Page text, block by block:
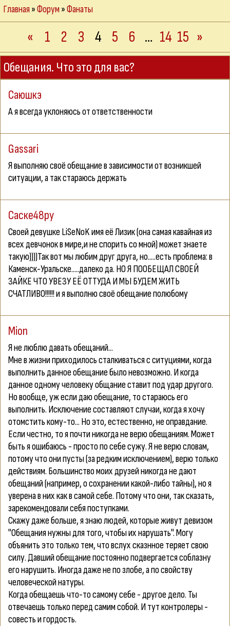
Главная»Форум»Фанаты
« 1 2 3 4 5 6 … 14 15 »
Обещания. Что это для вас?
Саюшкэ
А я всегда уклоняюсь от ответственности
Gassari
Я выполняю своё обещание в зависимости от возникшей
ситуации, а так стараюсь держать
Саске48ру
Своей девушке LiSeNoK имя её Лизик (она самая кавайная из
всех девчонок в мире,и не спорить со мной) может знаете
такую))))Так вот мы любим друг друга, но.....есть проблема: в
Каменск-Уральске.....далеко да. НО Я ПООБЕЩАЛ СВОЕЙ
ЗАЙКЕ ЧТО УВЕЗУ ЕЁ ОТТУДА И МЫ БУДЕМ ЖИТЬ
СЧАТЛИВО!!!!!! и я выполню своё обещание полюбому
Mion
Я не люблю давать обещаний...
Мне в жизни приходилось сталкиваться с ситуциями, когда
выполнить данное обещание было невозможно. И когда
данное одному человеку общание ставит под удар другого.
Но вообще, уж если даю обещание, то стараюсь его
выполнить. Исключение составляют случаи, когда я хочу
отомстить кому-то... Но это, естественно, не оправдание.
Если честно, то я почти никогда не верю обещаниям. Может
быть я ошибаюсь - просто по себе сужу. Я не верю словам,
потому что они пусты (за редким исключением), верю только
действиям. Большинство моих друзей никогда не дают
обещаний (например, о сохранении какой-либо тайны), но я
уверена в них как в самой себе. Потому что они, так сказать,
зарекомендовали себя поступками.
Скажу даже больше, я знаю людей, которые живут девизом
"Обещания нужны для того, чтобы их нарушать". Могу
объянить это только тем, что вслух сказнное теряет свою
силу. Давший обещание постоянно подвергается соблазну
его нарушить. Иногда даже не по злобе, а по свойству
человеческой натуры.
Когда обещаешь что-то самому себе - другое дело. Ты
отвечаешь только перед самим собой. И тут контролеры -
совесть и гордость.